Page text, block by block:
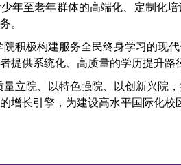
年至老年群体的高端化、定制化
。
积极构建服务全民终身学习的现
提供系统化、高质量的学历提升路
立院、以特色强院、以创新兴院
增长引擎，为建设高水平国际化校